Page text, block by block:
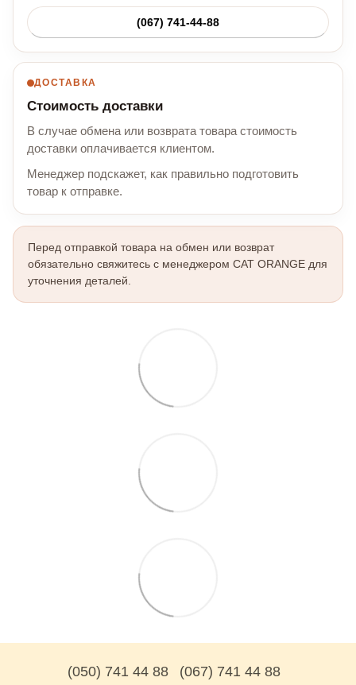
(067) 741-44-88
ДОСТАВКА
Стоимость доставки
В случае обмена или возврата товара стоимость
доставки оплачивается клиентом.
Менеджер подскажет, как правильно подготовить
товар к отправке.
Перед отправкой товара на обмен или возврат
обязательно свяжитесь с менеджером CAT ORANGE для
уточнения деталей.
(050) 741 44 88 (067) 741 44 88